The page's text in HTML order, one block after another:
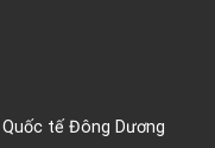
tế Đông Dương